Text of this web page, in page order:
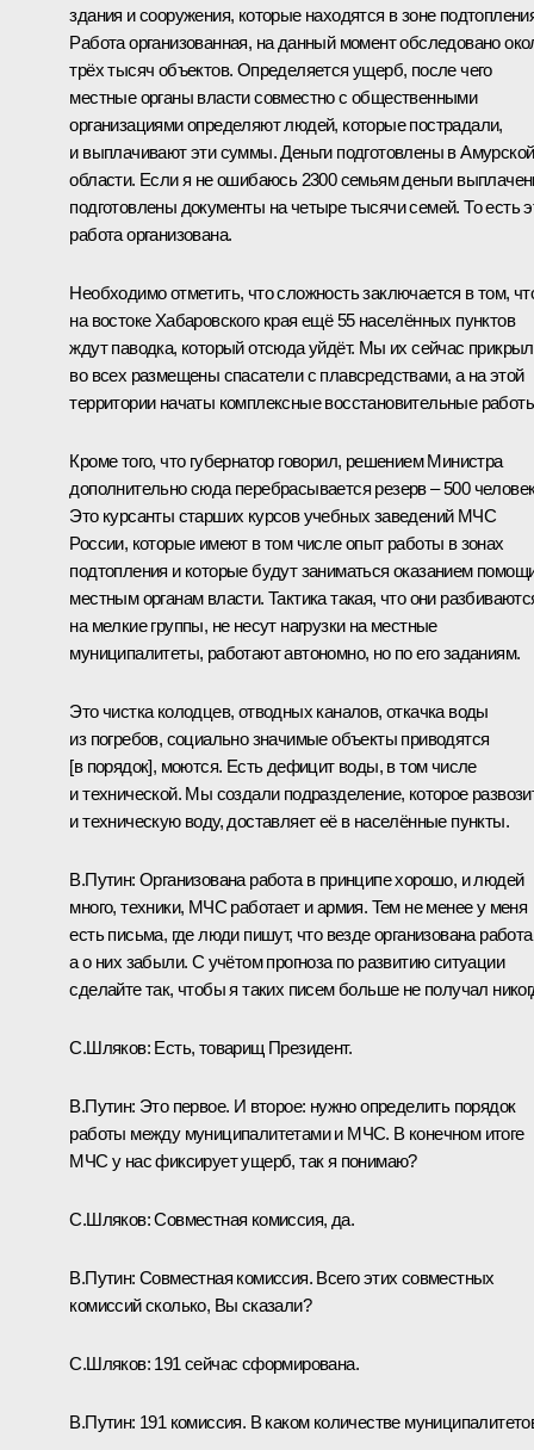
здания и сооружения, которые находятся в зоне
Работа организованная, на данный момент обследовано
трёх тысяч объектов. Определяется ущерб, после чего
местные органы власти совместно с общественными
организациями определяют людей, которые пострадали,
и выплачивают эти суммы. Деньги подготовлены в Амурской
области. Если я не ошибаюсь 2300 семьям деньги
подготовлены документы на четыре тысячи семей. То есть
работа организована.
Необходимо отметить, что сложность заключается в том,
на востоке Хабаровского края ещё 55 населённых пунктов
ждут паводка, который отсюда уйдёт. Мы их сейчас
во всех размещены спасатели с плавсредствами, а на этой
территории начаты комплексные восстановительные
Кроме того, что губернатор говорил, решением Министра
дополнительно сюда перебрасывается резерв – 500
Это курсанты старших курсов учебных заведений МЧС
России, которые имеют в том числе опыт работы в зонах
подтопления и которые будут заниматься оказанием
местным органам власти. Тактика такая, что они
на мелкие группы, не несут нагрузки на местные
муниципалитеты, работают автономно, но по его заданиям.
Это чистка колодцев, отводных каналов, откачка воды
из погребов, социально значимые объекты приводятся
[в порядок], моются. Есть дефицит воды, в том числе
и технической. Мы создали подразделение, которое
и техническую воду, доставляет её в населённые пункты.
В.Путин: Организована работа в принципе хорошо, и людей
много, техники, МЧС работает и армия. Тем не менее у меня
есть письма, где люди пишут, что везде организована
а о них забыли. С учётом прогноза по развитию ситуации
сделайте так, чтобы я таких писем больше не получал
С.Шляков: Есть, товарищ Президент.
В.Путин: Это первое. И второе: нужно определить порядок
работы между муниципалитетами и МЧС. В конечном итоге
МЧС у нас фиксирует ущерб, так я понимаю?
С.Шляков: Совместная комиссия, да.
В.Путин: Совместная комиссия. Всего этих совместных
комиссий сколько, Вы сказали?
С.Шляков: 191 сейчас сформирована.
В.Путин: 191 комиссия. В каком количестве